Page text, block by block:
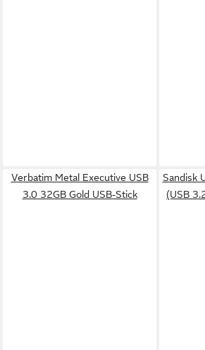
Verbatim Metal Executive USB
3.0 32GB Gold USB-Stick
Sandisk
(USB